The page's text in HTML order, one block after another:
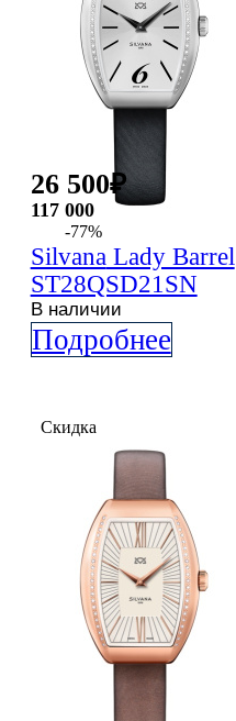
Контакты
26 500₽
117 000
-77%
SilvanaLady Barrel
ST28QSD21SN
В наличии
Подробнее
Скидка